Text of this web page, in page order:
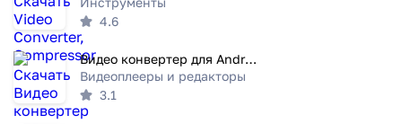
4.6
Видео конвертер для Android
Видеоплееры и редакторы
3.1